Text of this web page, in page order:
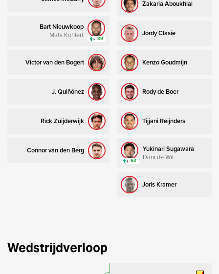
Bart Nieuwkoop
Mats Köhlert 89’
Victor van den Bogert
J. Quiñónez
Rick Zuijderwijk
Connor van den Berg
Zakaria Aboukhlal
Jordy Clasie
Kenzo Goudmijn
Rody de Boer
Tijjani Reijnders
Yukinari Sugawara
Dani de Wit
63’
Joris Kramer
Wedstrijdverloop